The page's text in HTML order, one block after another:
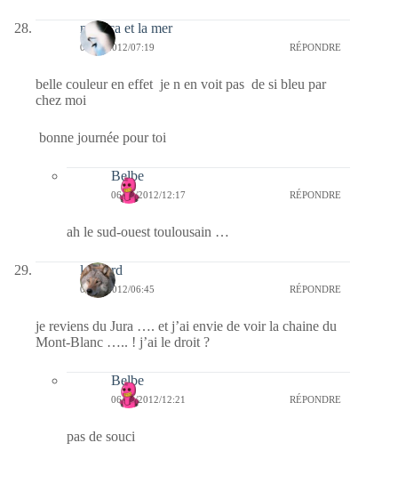
monica et la mer
05/09/2012/07:19 RÉPONDRE
belle couleur en effet je n en voit pas de si bleu par
chez moi
bonne journée pour toi
Belbe
06/09/2012/12:17 RÉPONDRE
ah le sud-ouest toulousain …
louvard
05/09/2012/06:45 RÉPONDRE
je reviens du Jura …. et j’ai envie de voir la chaine du
Mont-Blanc ….. ! j’ai le droit ?
Belbe
06/09/2012/12:21 RÉPONDRE
pas de souci